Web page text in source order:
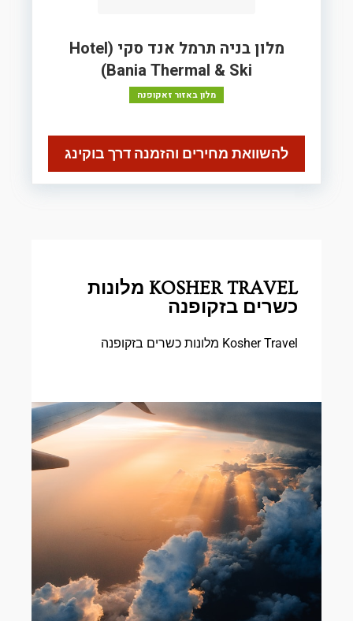
מלון בניה תרמל אנד סקי (Hotel
Bania Thermal & Ski)
מלון באזור זאקופנה
להשוואת מחירים והזמנה דרך בוקינג
KOSHER TRAVEL מלונות
כשרים בזקופנה
Kosher Travel מלונות כשרים בזקופנה